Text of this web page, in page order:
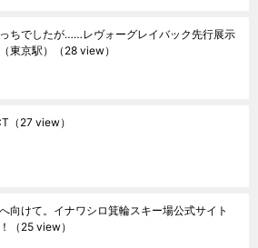
ちでしたが……レヴォーグレイバック先行展示
東京駅）
（28 view）
（27 view）
向けて。イナワシロ箕輪スキー場公式サイト
（25 view）